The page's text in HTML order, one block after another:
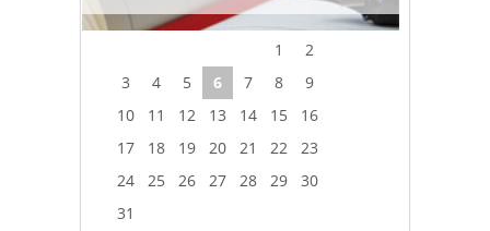
1
2
3
4 5 6 7 8
9
10
11 12 13 14 15
16
17
18 19 20 21 22
23
24
25 26 27 28 29
30
31